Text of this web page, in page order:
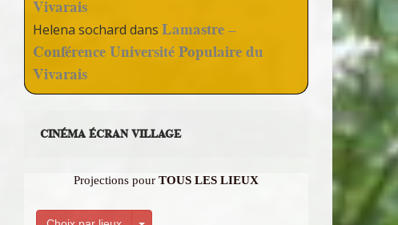
Vivarais
Helena sochard dansLamastre –
Conférence Université Populaire du
Vivarais
CINÉMA ÉCRAN VILLAGE